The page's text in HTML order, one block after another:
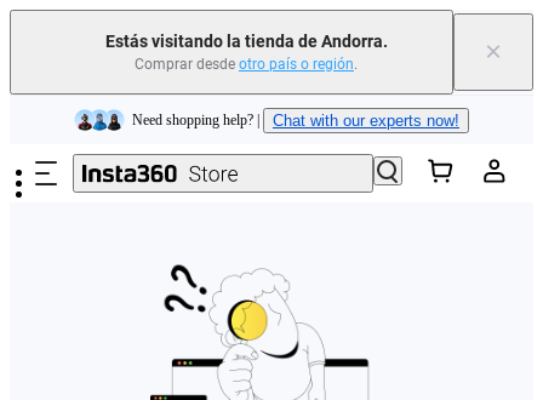
Estás visitando la tienda de Andorra.
Comprar desde otro país o región. ×
Saltar al contenido principal
Insta360 Luna Ultra |Ya disponible| Envío gratuito
Need shopping help? | Chat with our experts now!
Insta360 Luna Ultra | | Envío gratuito